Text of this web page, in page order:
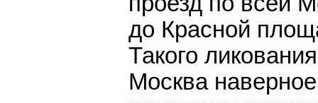
до Красной
Такого ликования
Москва